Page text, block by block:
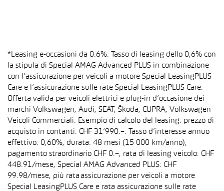
*Leasing e-occasioni da 0.6%: Tasso di leasing dello 0,6% con
la stipula di Special AMAG Advanced PLUS in combinazione
con l’assicurazione per veicoli a motore Special LeasingPLUS
Care e l’assicurazione sulle rate Special LeasingPLUS Care.
Offerta valida per veicoli elettrici e plug-in d’occasione dei
marchi Volkswagen, Audi, SEAT, Škoda, CUPRA, Volkswagen
Veicoli Commerciali. Esempio di calcolo del leasing: prezzo di
acquisto in contanti: CHF 31’990.–. Tasso d’interesse annuo
effettivo: 0,60%, durata: 48 mesi (15 000 km/anno),
pagamento straordinario CHF 0.–, rata di leasing veicolo: CHF
448.91/mese, Special AMAG Advanced PLUS: CHF
99.98/mese, più rata assicurazione per veicoli a motore
Special LeasingPLUS Care e rata assicurazione sulle rate